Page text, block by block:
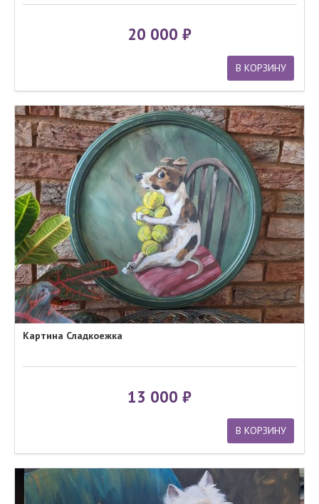
20 000
В КОРЗИНУ
Картина Сладкоежка
13 000
В КОРЗИНУ